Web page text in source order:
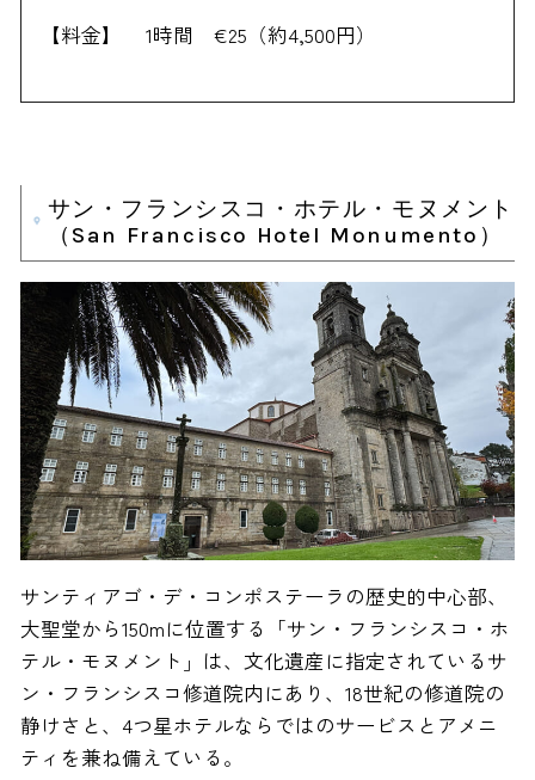
【料金】 1時間 €25（約4,500円）
サン・フランシスコ・ホテル・モヌメント
（San Francisco Hotel Monumento）
サンティアゴ・デ・コンポステーラの歴史的中心部、
大聖堂から150mに位置する「サン・フランシスコ・ホ
テル・モヌメント」は、文化遺産に指定されているサ
ン・フランシスコ修道院内にあり、18世紀の修道院の
静けさと、4つ星ホテルならではのサービスとアメニ
ティを兼ね備えている。